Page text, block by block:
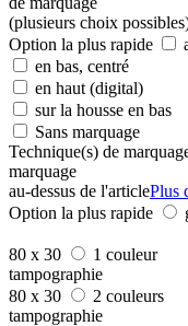
(plusieurs choix
Option la plus rapide
en bas, centré
en haut (digital)
sur la housse en bas
Sans marquage
Technique(s) de
marquage
au-dessus de l'articlePlus
Option la plus rapide
80 x 30
1 couleur
tampographie
80 x 30
2 couleurs
tampographie